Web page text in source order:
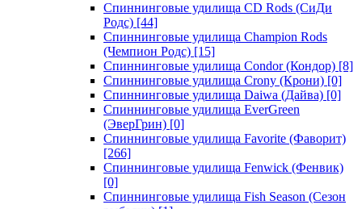
Спиннинговые удилища CD Rods (СиДи
Родс) [44]
Спиннинговые удилища Champion Rods
(Чемпион Родс) [15]
Спиннинговые удилища Condor (Кондор) [8]
Спиннинговые удилища Crony (Крони) [0]
Спиннинговые удилища Daiwa (Дайва) [0]
Спиннинговые удилища EverGreen
(ЭверГрин) [0]
Спиннинговые удилища Favorite (Фаворит)
[266]
Спиннинговые удилища Fenwick (Фенвик)
[0]
Спиннинговые удилища Fish Season (Сезон